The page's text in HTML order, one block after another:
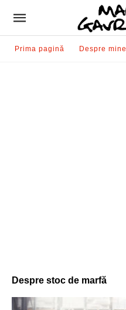
Prima pagină Despre mine
Despre stoc de marfă